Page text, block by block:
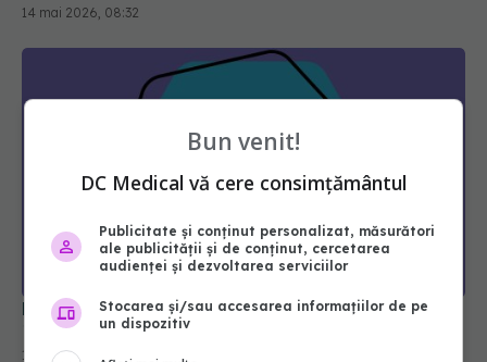
De ce simptomele cancerului apar abia după 10-
15 ani de la apariția bolii în organism
Bun venit!
DC Medical vă cere consimțământul
Publicitate și conținut personalizat, măsurători
ale publicității și de conținut, cercetarea
audienței și dezvoltarea serviciilor
Stocarea și/sau accesarea informațiilor de pe
un dispozitiv